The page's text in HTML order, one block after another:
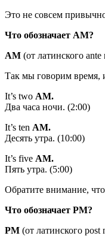
Это не совсем
Что обозначает AM?
AM (от латинского
Так мы говорим время,
It’s two AM.
Два часа ночи. (2:00)
It’s ten AM.
Десять утра. (10:00)
It’s five AM.
Пять утра. (5:00)
Обратите внимание,
Что обозначает PM?
PM (от латинского